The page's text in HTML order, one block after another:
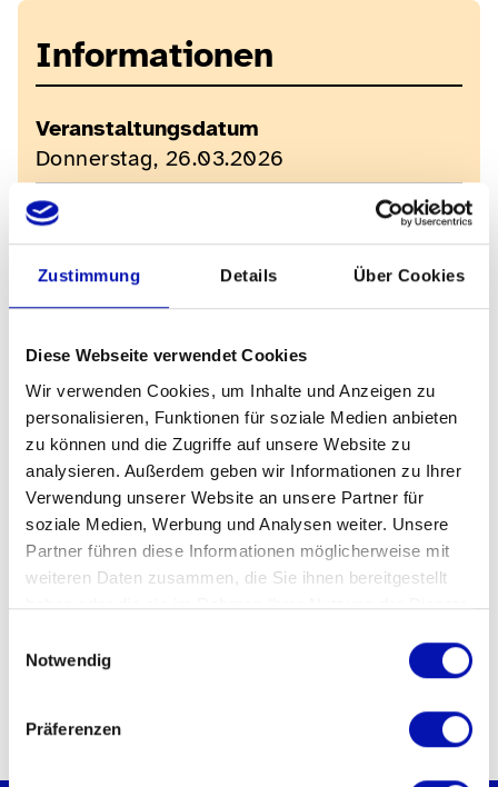
Zustimmung Details Über Cookies
Diese Webseite verwendet Cookies
Wir verwenden Cookies, um Inhalte und Anzeigen zu
personalisieren, Funktionen für soziale Medien anbieten
zu können und die Zugriffe auf unsere Website zu
analysieren. Außerdem geben wir Informationen zu Ihrer
Verwendung unserer Website an unsere Partner für
soziale Medien, Werbung und Analysen weiter. Unsere
Partner führen diese Informationen möglicherweise mit
weiteren Daten zusammen, die Sie ihnen bereitgestellt
haben oder die sie im Rahmen Ihrer Nutzung der Dienste
Notwendig
Präferenzen
Informationen
Veranstaltungsdatum
Donnerstag, 26.03.2026
Veranstaltungszeit
15h30-17h30
Kosten
10.-, 20.- oder 30.- CHF, frei wählbar
Veranstalter
Bern Welcome im Rahmen vom
Stadtrundgangfestival
Veranstaltungsort
ab Tourist Information
Bahnhof Bern
Kontakt für Rückfragen
StattLand Büro
031 371 10 17